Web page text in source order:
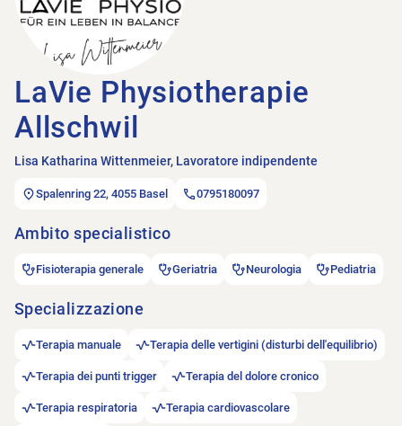
LaVie Physiotherapie
Allschwil
Lisa Katharina Wittenmeier, Lavoratore indipendente
Spalenring 22, 4055 Basel 0795180097
Ambito specialistico
Fisioterapia generale Geriatria Neurologia Pediatria
Specializzazione
Terapia manuale Terapia delle vertigini (disturbi dell'equilibrio)
Terapia dei punti trigger Terapia del dolore cronico
Terapia respiratoria Terapia cardiovascolare